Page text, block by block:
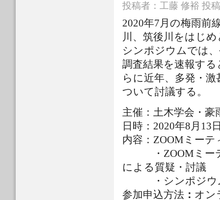
投稿者： 工藤 修裕 投
2020年7月の梅雨前
川、筑後川をはじ
シンポジウムでは
調査結果を速報す
らに近年、多発・
ついて討議する。
主催：土木学会・豪
日時：2020年8月13
内容：ZOOMミーテ
・ZOOMミーテ
による質疑・討議
・シンポジウム
参加申込方法 ： オン